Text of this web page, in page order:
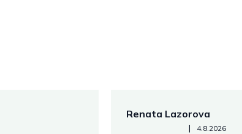
Renata Lazorova
Hodnotenie obchodu je 5 z
| 4.8.2026